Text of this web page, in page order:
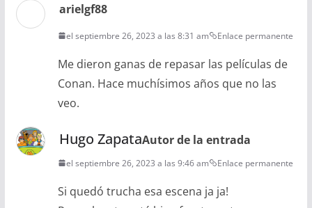
arielgf88
el septiembre 26, 2023 a las 8:31 am Enlace permanente
Me dieron ganas de repasar las películas de
Conan. Hace muchísimos años que no las
veo.
Hugo ZapataAutor de la entrada
el septiembre 26, 2023 a las 9:46 am Enlace permanente
Si quedó trucha esa escena ja ja!